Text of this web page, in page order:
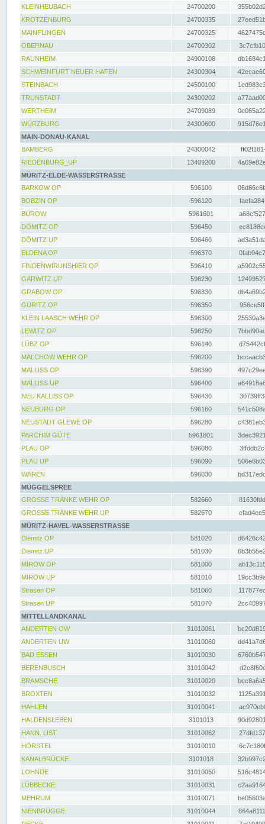
KLEINHEUBACH 24700200
KROTZENBURG
24700335
MAINFLINGEN
24700325
OBERNAU
24700302
RAUNHEIM
24900108
SCHWEINFURT NEUER HAFEN
24300304
STEINBACH
24500100
TRUNSTADT
24300202
WERTHEIM
24709089
WÜRZBURG
24300600
MAIN-DONAU-KANAL
BAMBERG
24300042
RIEDENBURG_UP
13409200
MÜRITZ-ELDE-WASSERSTRASSE
BARKOW OP
596100
BOBZIN OP
596120
BUROW
5961601
DÖMITZ OP
596450
DÖMITZ UP
596460
ELDENA OP
596370
FINDENWIRUNSHIER OP
596410
GARWITZ UP
596230
GRABOW OP
596330
GÜRITZ OP
596350
KLEIN LAASCH WEHR OP
596300
LEWITZ OP
596250
LÜBZ OP
596140
MALCHOW WEHR OP
596200
MALLISS OP
596390
MALLISS UP
596400
NEU KALLISS OP
596430
NEUBURG OP
596160
NEUSTADT GLEWE OP
596280
PARCHIM GÜTE
5961801
PLAU OP
596080
PLAU UP
596090
WAREN
596030
MÜGGELSPREE
GROSSE TRÄNKE WEHR OP
582660
GROSSE TRÄNKE WEHR UP
582670
MÜRITZ-HAVEL-WASSERSTRASSE
Diemitz OP
581020
Diemitz UP
581030
MIROW OP
581000
MIROW UP
581010
Strasen OP
581060
Strasen UP
581070
MITTELLANDKANAL
ANDERTEN OW
31010061
ANDERTEN UW
31010060
BAD ESSEN
31010030
BERENBUSCH
31010042
BRAMSCHE
31010020
BROXTEN
31010032
HAHLEN
31010041
HALDENSLEBEN
3101013
HANN. LIST
31010062
HÖRSTEL
31010010
KANALBRÜCKE
3101018
LOHNDE
31010050
LÜBBECKE
31010031
MEHRUM
31010071
NIENBRÜGGE
31010044